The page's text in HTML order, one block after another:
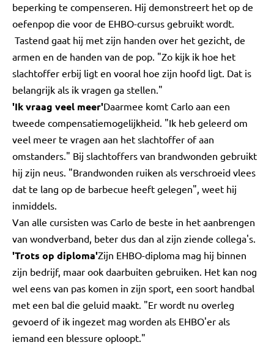
beperking te compenseren. Hij demonstreert het op de
oefenpop die voor de EHBO-cursus gebruikt wordt.
Tastend gaat hij met zijn handen over het gezicht, de
armen en de handen van de pop. "Zo kijk ik hoe het
slachtoffer erbij ligt en vooral hoe zijn hoofd ligt. Dat is
belangrijk als ik vragen ga stellen."
'Ik vraag veel meer'Daarmee komt Carlo aan een
tweede compensatiemogelijkheid. "Ik heb geleerd om
veel meer te vragen aan het slachtoffer of aan
omstanders." Bij slachtoffers van brandwonden gebruikt
hij zijn neus. "Brandwonden ruiken als verschroeid vlees
dat te lang op de barbecue heeft gelegen", weet hij
inmiddels.
Van alle cursisten was Carlo de beste in het aanbrengen
van wondverband, beter dus dan al zijn ziende collega's.
'Trots op diploma'Zijn EHBO-diploma mag hij binnen
zijn bedrijf, maar ook daarbuiten gebruiken. Het kan nog
wel eens van pas komen in zijn sport, een soort handbal
met een bal die geluid maakt. "Er wordt nu overleg
gevoerd of ik ingezet mag worden als EHBO'er als
iemand een blessure oploopt."